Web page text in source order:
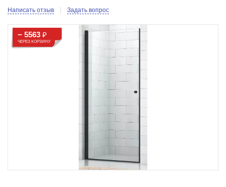
Написать отзыв Задать вопрос
− 5563₽
ЧЕРЕЗ КОРЗИНУ